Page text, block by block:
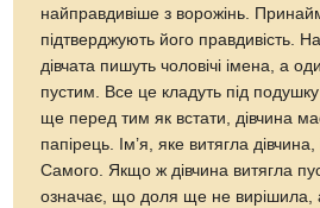
найправдивіше з ворожінь.
підтверджують його правдивість.
дівчата пишуть чоловічі імена, а
пустим. Все це кладуть під
ще перед тим як встати, дівчина
папірець. Ім’я, яке витягла
Самого. Якщо ж дівчина витягла
означає, що доля ще не вирішила,